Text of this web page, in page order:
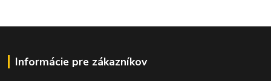
Informácie pre zákazníkov